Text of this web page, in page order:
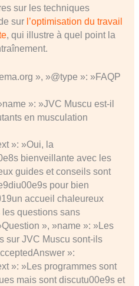
sur les techniques
sur l’optimisation du travail
, qui illustre à quel point la
», »@type »: »FAQP
»: »JVC Muscu est-il
en musculation
»: »Oui, la
bienveillante avec les
guides et conseils sont
pour bien
accueil chaleureux
les questions sans
», »name »: »Les
sur JVC Muscu sont-ils
»:
»: »Les programmes sont
mais sont discutu00e9s et